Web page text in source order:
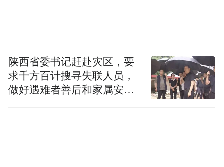
陕西省委书记赶赴灾区，要
求千方百计搜寻失联人员，
做好遇难者善后和家属安抚